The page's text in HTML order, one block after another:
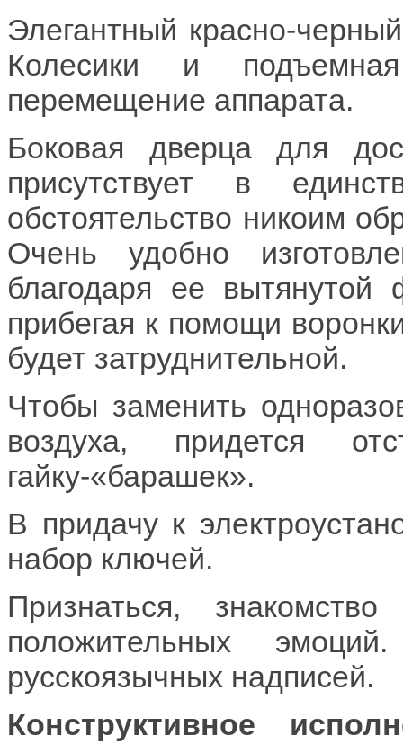
Элегантный красно-
Колесики и
перемещение аппарата.
Боковая дверца для
присутствует в
обстоятельство никоим
Очень удобно
благодаря ее вытянутой
прибегая к помощи
будет затруднительной.
Чтобы заменить
воздуха, придется
гайку-«барашек».
В придачу к
набор ключей.
Признаться,
положительных
русскоязычных надписей.
Конструктивное